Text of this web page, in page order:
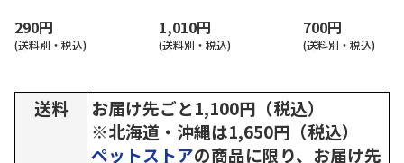
290円
(送料別・税込)
1,010円
(送料別・税込)
700円
(送料別・税込)
送料
お届け先ごと1,100円（税込）
※北海道・沖縄は1,650円（税込）
ペットストアの商品に限り、お届け先